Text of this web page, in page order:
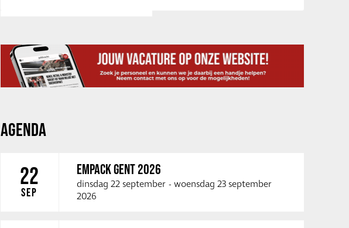
AGENDA
22
SEP
EMPACK GENT 2026
dinsdag 22 september - woensdag 23 september
2026